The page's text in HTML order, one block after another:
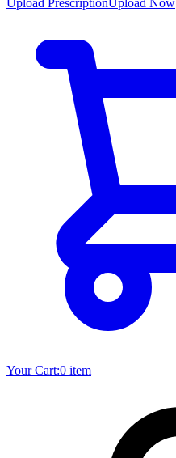
Upload PrescriptionUpload Now
Your Cart:0 item